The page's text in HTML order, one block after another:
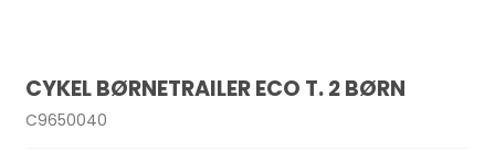
CYKEL BØRNETRAILER ECO T. 2 BØRN
C9650040